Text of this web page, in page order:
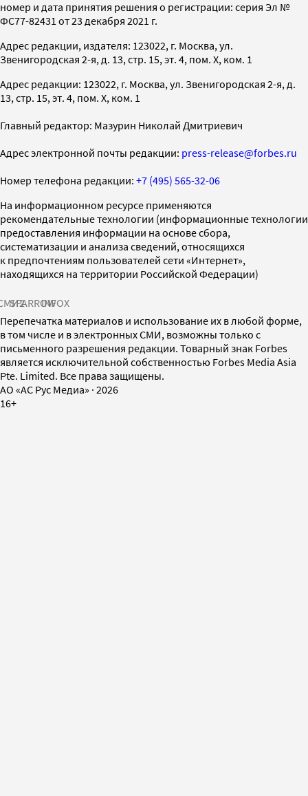
номер и дата принятия решения о регистрации: серия Эл №
ФС77-82431 от 23 декабря 2021 г.
Адрес редакции, издателя: 123022, г. Москва, ул.
Звенигородская 2-я, д. 13, стр. 15, эт. 4, пом. X, ком. 1
Адрес редакции: 123022, г. Москва, ул. Звенигородская 2-я, д.
13, стр. 15, эт. 4, пом. X, ком. 1
Главный редактор: Мазурин Николай Дмитриевич
Адрес электронной почты редакции: press-release@forbes.ru
Номер телефона редакции: +7 (495) 565-32-06
На информационном ресурсе применяются
рекомендательные технологии (информационные технологии
предоставления информации на основе сбора,
систематизации и анализа сведений, относящихся
к предпочтениям пользователей сети «Интернет»,
находящихся на территории Российской Федерации)
SPARROWINFOX
Перепечатка материалов и использование их в любой форме,
в том числе и в электронных СМИ, возможны только с
письменного разрешения редакции. Товарный знак Forbes
является исключительной собственностью Forbes Media Asia
Pte. Limited. Все права защищены.
AO «АС Рус Медиа» · 2026
16+